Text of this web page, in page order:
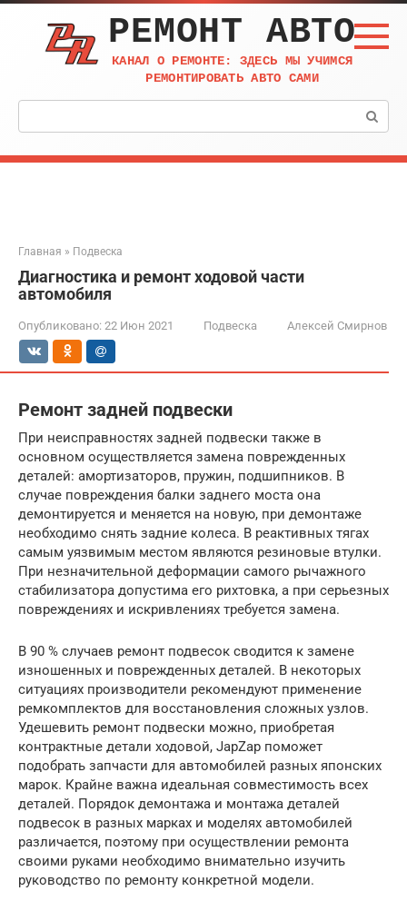
Перейти
контенту
РЕМОНТ АВТО
КАНАЛ О РЕМОНТЕ: ЗДЕСЬ МЫ УЧИМСЯ
РЕМОНТИРОВАТЬ АВТО САМИ
Поиск:
Главная » Подвеска
Диагностика и ремонт ходовой части
автомобиля
Опубликовано: 22 Июн 2021 Подвеска Алексей Смирнов
Ремонт задней подвески
При неисправностях задней подвески также в
основном осуществляется замена поврежденных
деталей: амортизаторов, пружин, подшипников. В
случае повреждения балки заднего моста она
демонтируется и меняется на новую, при демонтаже
необходимо снять задние колеса. В реактивных тягах
самым уязвимым местом являются резиновые втулки.
При незначительной деформации самого рычажного
стабилизатора допустима его рихтовка, а при серьезных
повреждениях и искривлениях требуется замена.
В 90 % случаев ремонт подвесок сводится к замене
изношенных и поврежденных деталей. В некоторых
ситуациях производители рекомендуют применение
ремкомплектов для восстановления сложных узлов.
Удешевить ремонт подвески можно, приобретая
контрактные детали ходовой, JapZap поможет
подобрать запчасти для автомобилей разных японских
марок. Крайне важна идеальная совместимость всех
деталей. Порядок демонтажа и монтажа деталей
подвесок в разных марках и моделях автомобилей
различается, поэтому при осуществлении ремонта
своими руками необходимо внимательно изучить
руководство по ремонту конкретной модели.